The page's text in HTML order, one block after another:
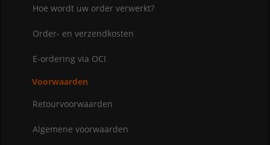
Hoe wordt uw order verwerkt?
Order- en verzendkosten
E-ordering via OCI
Voorwaarden
Retourvoorwaarden
Algemene voorwaarden